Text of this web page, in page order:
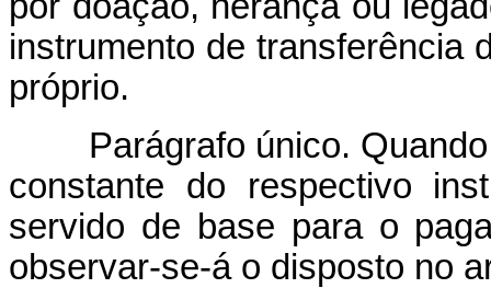
instrumento de transferência
próprio.
Parágrafo único. Quando
constante do respectivo
servido de base para o
observar-se-á o disposto no